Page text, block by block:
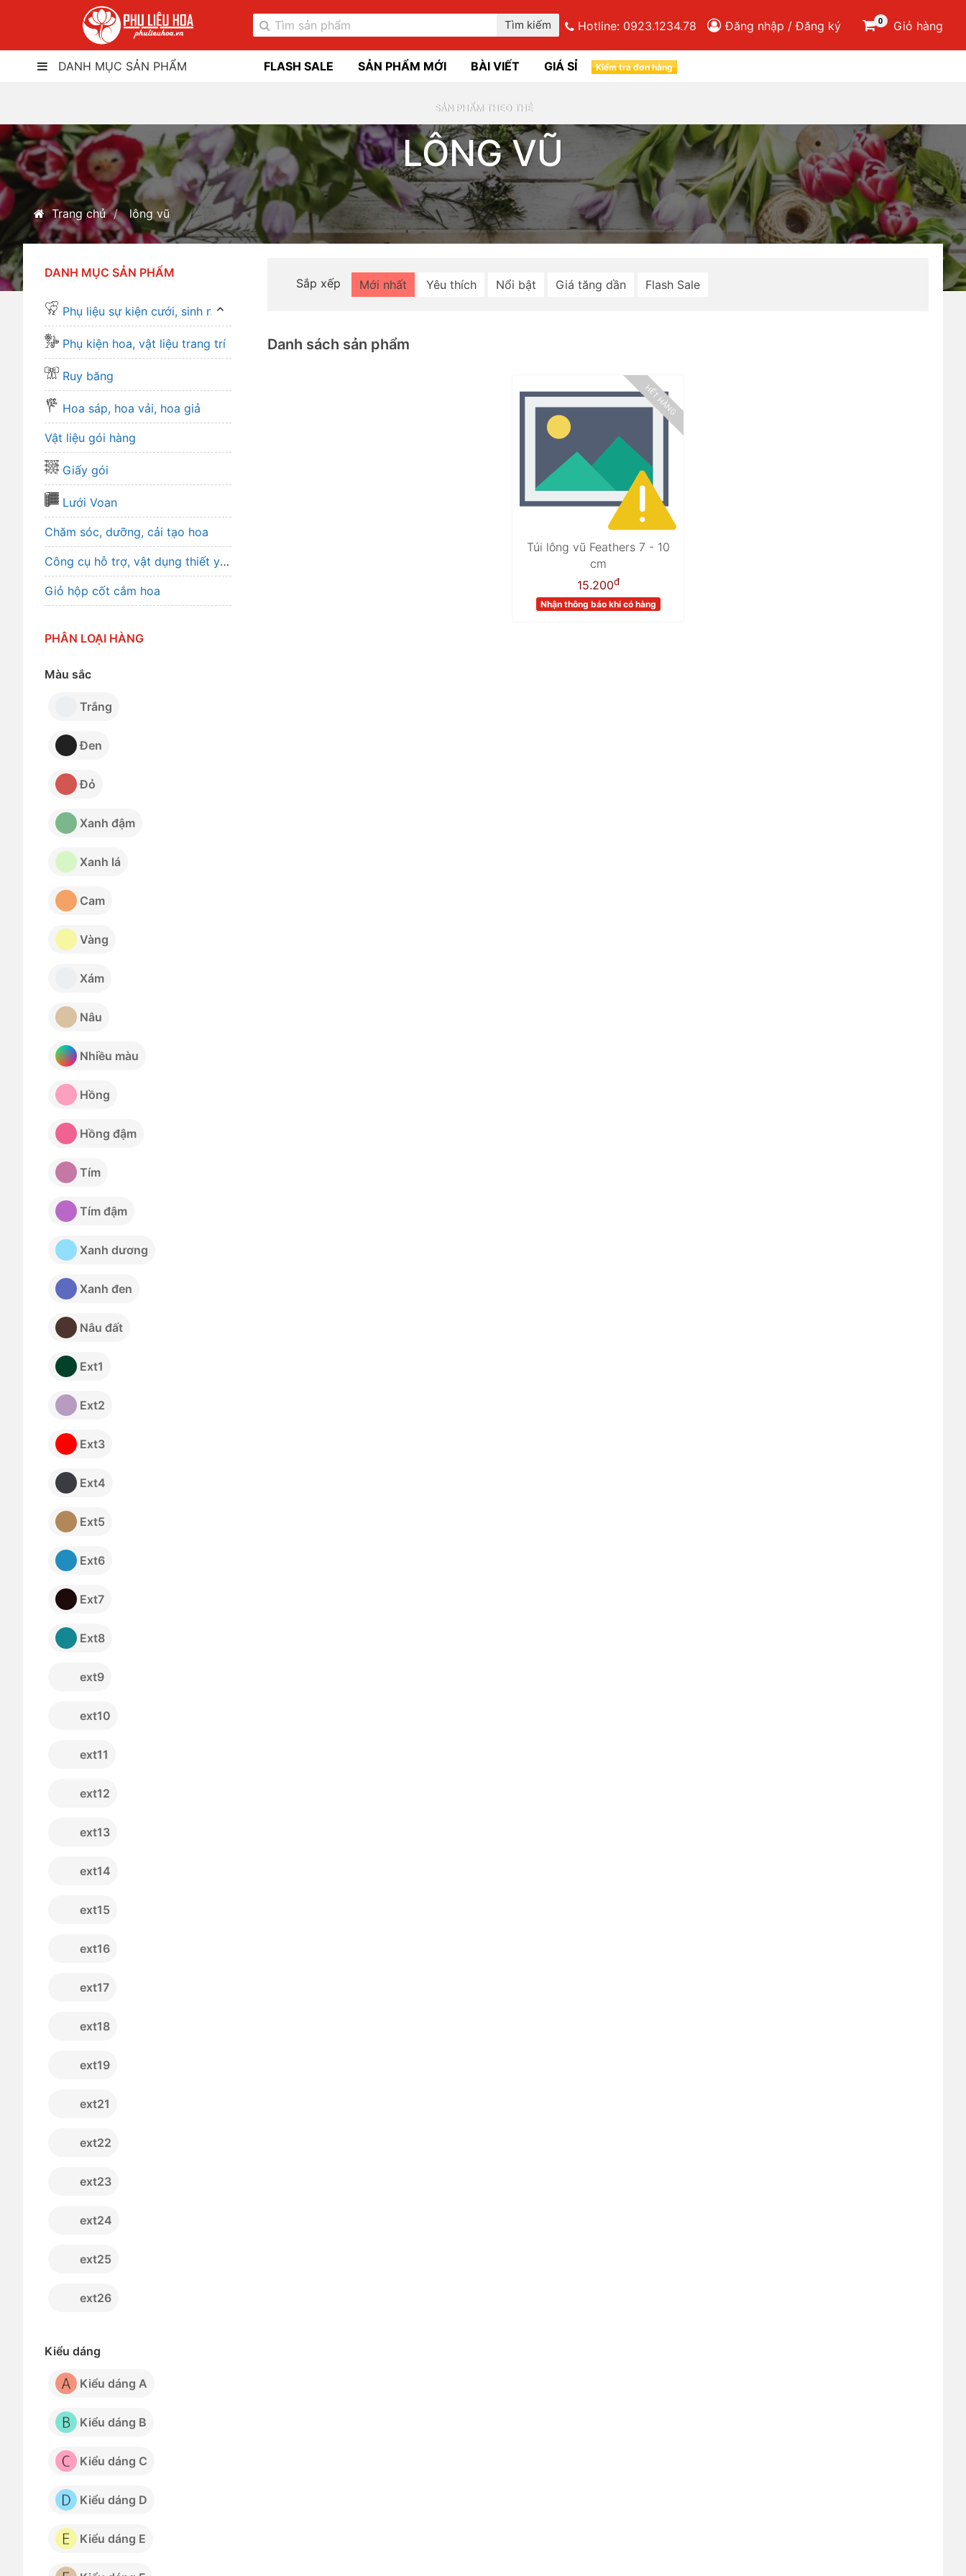
Tìm kiếm Hotline: 0923.1234.78 Đăng nhập / Đăng ký 0 Giỏ hàng
DANH MỤC SẢN PHẨM FLASH SALE SẢN PHẨM MỚI BÀI VIẾT GIÁ SỈ Kiểm tra đơn hàng
SẢN PHẨM THEO THẺ
LÔNG VŨ
Trang chủ lông vũ
DANH MỤC SẢN PHẨM
Phụ liệu sự kiện cưới, sinh nhật...
Phụ kiện hoa, vật liệu trang trí
Ruy băng
Hoa sáp, hoa vải, hoa giả
Vật liệu gói hàng
Giấy gói
Lưới Voan
Chăm sóc, dưỡng, cải tạo hoa
Công cụ hỗ trợ, vật dụng thiết yếu
Giỏ hộp cốt cắm hoa
PHÂN LOẠI HÀNG
Màu sắc
Trắng
Đen
Đỏ
Xanh đậm
Xanh lá
Cam
Vàng
Xám
Nâu
Nhiều màu
Hồng
Hồng đậm
Tím
Tím đậm
Xanh dương
Xanh đen
Nâu đất
Ext1
Ext2
Ext3
Ext4
Ext5
Ext6
Ext7
Ext8
ext9
ext10
ext11
ext12
ext13
ext14
ext15
ext16
ext17
ext18
ext19
ext21
ext22
ext23
ext24
ext25
ext26
Kiểu dáng
Kiểu dáng A
Kiểu dáng B
Kiểu dáng C
Kiểu dáng D
Kiểu dáng E
Sắp xếp Mới nhất Yêu thích Nổi bật Giá tăng dần Flash Sale
Danh sách sản phẩm
Túi lông vũ Feathers 7 - 10
cm
15.200đ
Nhận thông báo khi có hàng
HẾT HÀNG